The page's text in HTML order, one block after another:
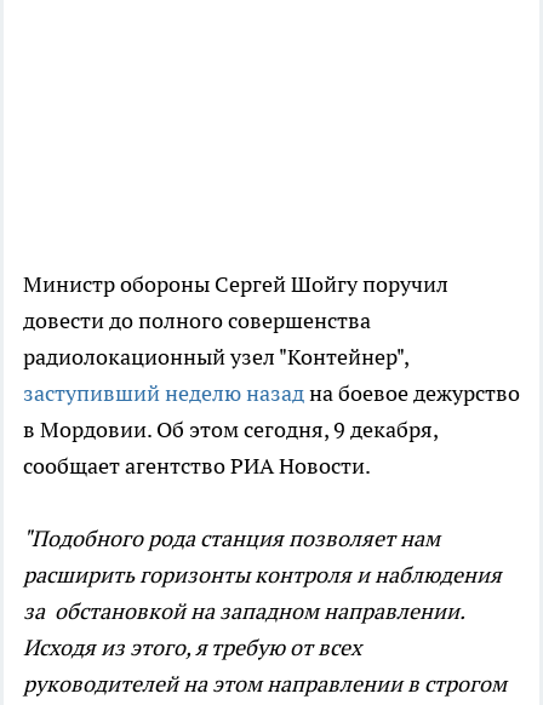
Министр обороны Сергей Шойгу поручил
довести до полного совершенства
радиолокационный узел "Контейнер",
заступивший неделю назадна боевое дежурство
в Мордовии. Об этом сегодня, 9 декабря,
сообщает агентство РИА Новости.
"Подобного рода станция позволяет нам
расширить горизонты контроля и наблюдения
за обстановкой на западном направлении.
Исходя из этого, я требую от всех
руководителей на этом направлении в строгом